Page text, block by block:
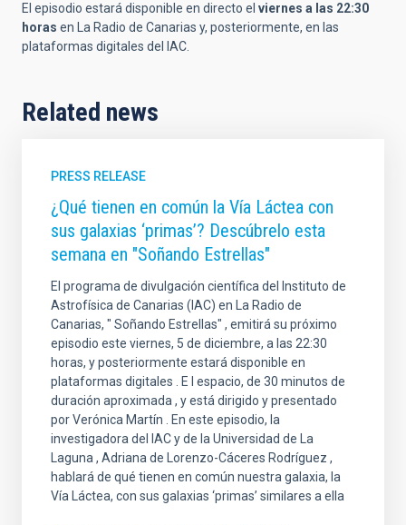
El episodio estará disponible en directo el viernes a las 22:30
horas en La Radio de Canarias y, posteriormente, en las
plataformas digitales del IAC.
Related news
PRESS RELEASE
¿Qué tienen en común la Vía Láctea con
sus galaxias ‘primas’? Descúbrelo esta
semana en "Soñando Estrellas"
El programa de divulgación científica del Instituto de
Astrofísica de Canarias (IAC) en La Radio de
Canarias, " Soñando Estrellas" , emitirá su próximo
episodio este viernes, 5 de diciembre, a las 22:30
horas, y posteriormente estará disponible en
plataformas digitales . E l espacio, de 30 minutos de
duración aproximada , y está dirigido y presentado
por Verónica Martín . En este episodio, la
investigadora del IAC y de la Universidad de La
Laguna , Adriana de Lorenzo-Cáceres Rodríguez ,
hablará de qué tienen en común nuestra galaxia, la
Vía Láctea, con sus galaxias ‘primas’ similares a ella